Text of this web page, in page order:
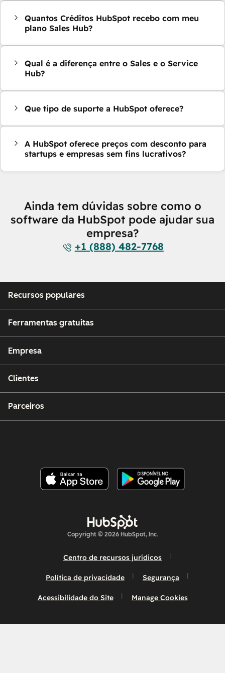
Quantos Créditos HubSpot recebo com meu
plano Sales Hub?
Qual é a diferença entre o Sales e o Service
Hub?
Que tipo de suporte a HubSpot oferece?
A HubSpot oferece preços com desconto para
startups e empresas sem fins lucrativos?
Ainda tem dúvidas sobre como o
software da HubSpot pode ajudar sua
empresa?
+1 (888) 482-7768
Recursos populares
Ferramentas gratuitas
Empresa
Clientes
Parceiros
Copyright © 2026 HubSpot, Inc.
Centro de recursos jurídicos
Política de privacidade Segurança
Acessibilidade do Site Manage Cookies